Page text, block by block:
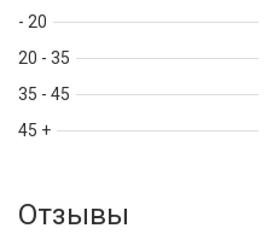
- 20
20 - 35
35 - 45
45 +
Отзывы